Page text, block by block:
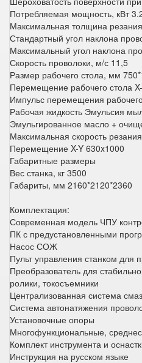
Потребляемая мощность, кВт
Максимальная толщина
Стандартный угол наклона
Максимальный угол наклона
Скорость проволоки, м/с 11,5
Размер рабочего стола, мм
Перемещение рабочего стола
Импульс перемещения
Рабочая жидкость Эмульсия
Эмульгированное масло +
Максимальная скорость
Перемещение X-Y 630x1000
Габаритные размеры
Вес станка, кг 3500
Габариты, мм 2160*2120*2360
Комплектация:
Современная модель ЧПУ
ПК с предустановленными
Насос СОЖ
Пульт управления станком для
Преобразователь для
ролики, токосъемники
Централизованная система
Система автонатяжения
Установочные опоры
Многофункциональные,
Комплект инструмента и
Инструкция на русском языке